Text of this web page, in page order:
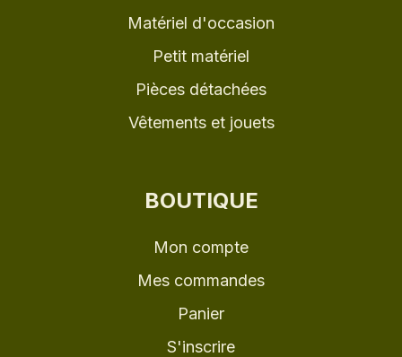
Matériel d'occasion
Petit matériel
Pièces détachées
Vêtements et jouets
BOUTIQUE
Mon compte
Mes commandes
Panier
S'inscrire